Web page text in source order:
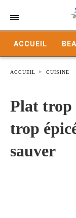
ACCUEIL
ACCUEIL CUISINE
Plat trop
trop
sauver